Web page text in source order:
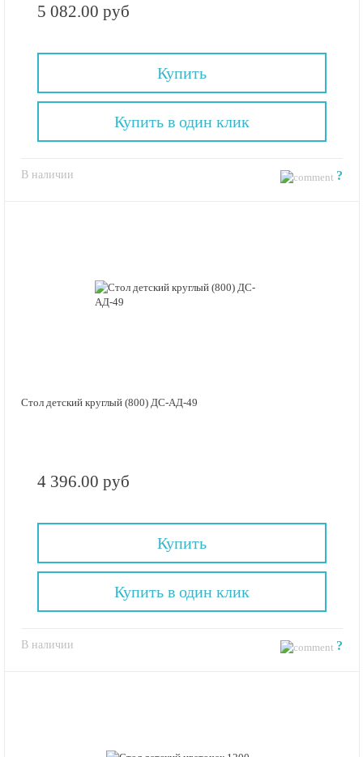
5 082.00 руб
Купить
В наличии ?
Купить в один клик
Стол детский круглый (800) ДС-АД-49
4 396.00 руб
Купить
В наличии ?
Купить в один клик